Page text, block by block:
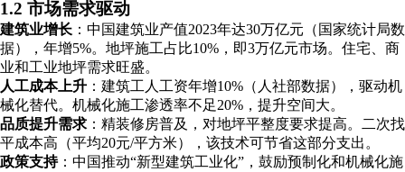
1.2 市场需求驱动
建筑业增长 ：中国建筑业产值2023年达30万亿元（国家统计局数
据），年增5%。地坪施工占比10%，即3万亿元市场。住宅、商
业和工业地坪需求旺盛。
人工成本上升 ：建筑工人工资年增10%（人社部数据），驱动机
械化替代。机械化施工渗透率不足20%，提升空间大。
品质提升需求 ：精装修房普及，对地坪平整度要求提高。二次找
平成本高（平均20元/平方米），该技术可节省这部分支出。
政策支持：中国推动“新型建筑工业化”，鼓励预制化和机械化施